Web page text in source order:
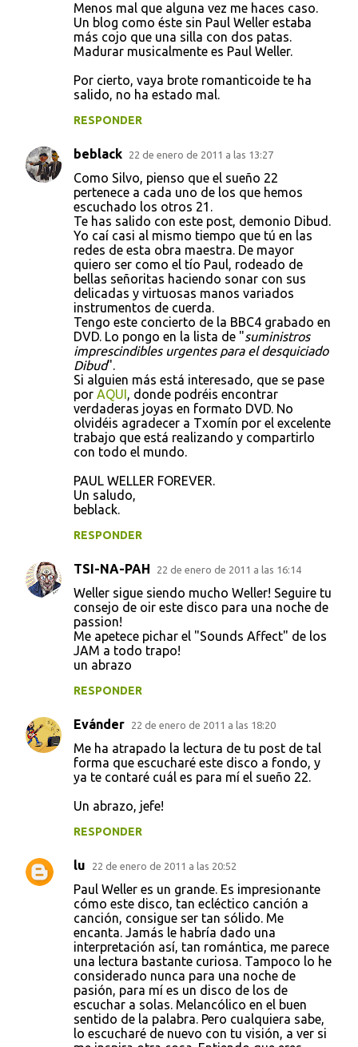
Menos mal que alguna vez me haces caso.
Un blog como éste sin Paul Weller estaba
más cojo que una silla con dos patas.
Madurar musicalmente es Paul Weller.
Por cierto, vaya brote romanticoide te ha
salido, no ha estado mal.
RESPONDER
beblack 22 de enero de 2011 a las 13:27
Como Silvo, pienso que el sueño 22
pertenece a cada uno de los que hemos
escuchado los otros 21.
Te has salido con este post, demonio Dibud.
Yo caí casi al mismo tiempo que tú en las
redes de esta obra maestra. De mayor
quiero ser como el tío Paul, rodeado de
bellas señoritas haciendo sonar con sus
delicadas y virtuosas manos variados
instrumentos de cuerda.
Tengo este concierto de la BBC4 grabado en
DVD. Lo pongo en la lista de "suministros
imprescindibles urgentes para el desquiciado
Dibud".
Si alguien más está interesado, que se pase
por AQUI, donde podréis encontrar
verdaderas joyas en formato DVD. No
olvidéis agradecer a Txomín por el excelente
trabajo que está realizando y compartirlo
con todo el mundo.
PAUL WELLER FOREVER.
Un saludo,
beblack.
RESPONDER
TSI-NA-PAH 22 de enero de 2011 a las 16:14
Weller sigue siendo mucho Weller! Seguire tu
consejo de oir este disco para una noche de
passion!
Me apetece pichar el "Sounds Affect" de los
JAM a todo trapo!
un abrazo
RESPONDER
Evánder 22 de enero de 2011 a las 18:20
Me ha atrapado la lectura de tu post de tal
forma que escucharé este disco a fondo, y
ya te contaré cuál es para mí el sueño 22.
Un abrazo, jefe!
RESPONDER
lu 22 de enero de 2011 a las 20:52
Paul Weller es un grande. Es impresionante
cómo este disco, tan ecléctico canción a
canción, consigue ser tan sólido. Me
encanta. Jamás le habría dado una
interpretación así, tan romántica, me parece
una lectura bastante curiosa. Tampoco lo he
considerado nunca para una noche de
pasión, para mí es un disco de los de
escuchar a solas. Melancólico en el buen
sentido de la palabra. Pero cualquiera sabe,
lo escucharé de nuevo con tu visión, a ver si